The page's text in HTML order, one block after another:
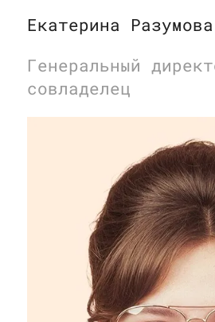
Екатерина Разумова
Генеральный
совладелец